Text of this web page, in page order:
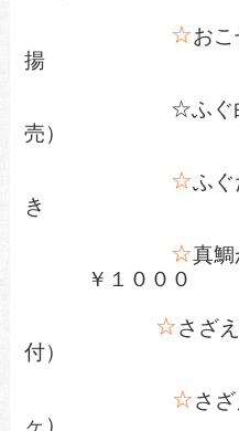
☆お
揚 ￥１
☆ふぐ白子
売）
☆ふぐ
☆真
￥１０００
☆さざ
付）
☆さ
ヶ）